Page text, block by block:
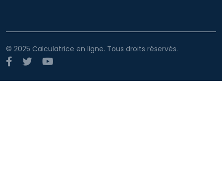
© 2025 Calculatrice en ligne. Tous droits réservés.